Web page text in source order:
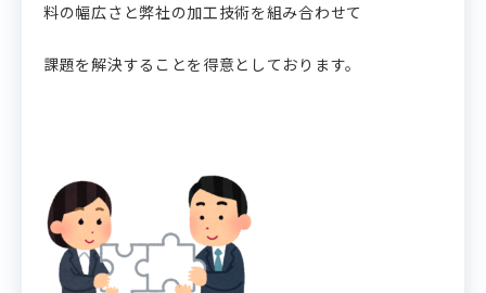
料の幅広さと弊社の加工技術を組み合わせて
課題を解決することを得意としております。